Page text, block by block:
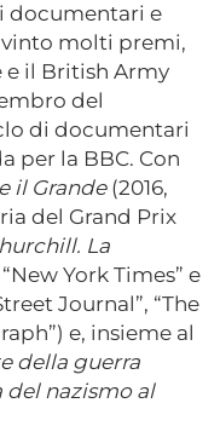
documentari e
molti premi,
e il British Army
del
di documentari
per la BBC. Con
il Grande(2016,
del Grand Prix
La
York Times” e
Journal”, “The
e, insieme al
della guerra
nazismo al